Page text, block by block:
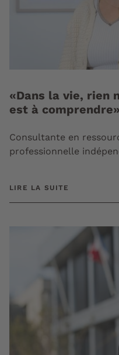
«Dans la vie, rien
est à comprendre»
Consultante en
professionnelle
LIRE LA SUITE